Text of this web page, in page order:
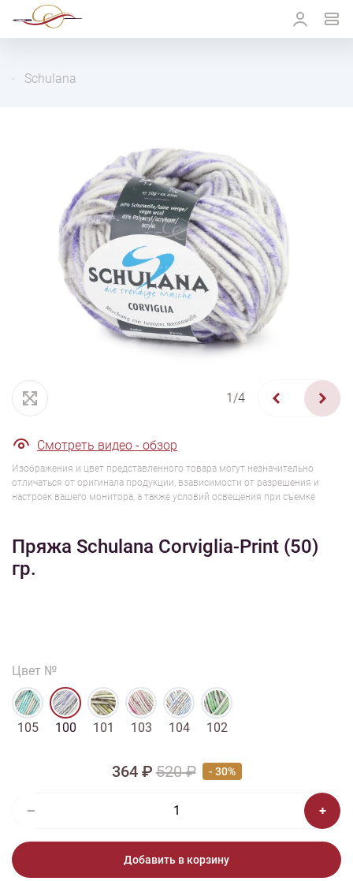
Schulana
1/4
Смотреть видео - обзор
Изображения и цвет представленного товара могут незначительно
отличаться от оригинала продукции, взависимости от разрешения и
настроек вашего монитора, а также условий освещения при съемке
Пряжа Schulana Corviglia-Print (50)
гр.
Цвет №
105 100 101 103 104 102
364 ₽520 ₽ - 30%
Добавить в корзину